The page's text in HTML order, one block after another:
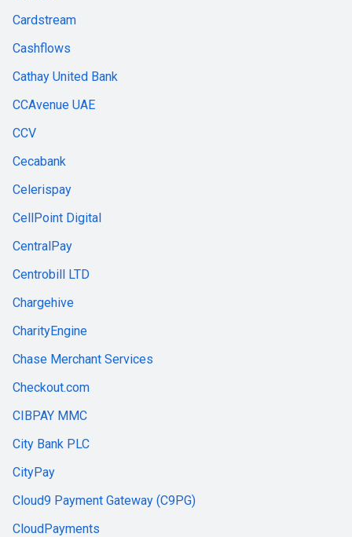
Cardstream
Cashflows
Cathay United Bank
CCAvenue UAE
CCV
Cecabank
Celerispay
CellPoint Digital
CentralPay
Centrobill LTD
Chargehive
CharityEngine
Chase Merchant Services
Checkout.com
CIBPAY MMC
City Bank PLC
CityPay
Cloud9 Payment Gateway (C9PG)
CloudPayments